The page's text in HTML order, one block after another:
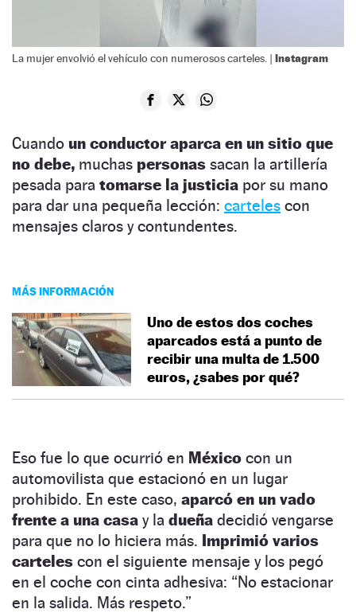
La mujer envolvió el vehículo con numerosos carteles. | Instagram
Cuando un conductor aparca en un sitio que
no debe, muchas personas sacan la artillería
pesada para tomarse la justicia por su mano
para dar una pequeña lección: carteles con
mensajes claros y contundentes.
MÁS INFORMACIÓN
Uno de estos dos coches
aparcados está a punto de
recibir una multa de 1.500
euros, ¿sabes por qué?
Eso fue lo que ocurrió en México con un
automovilista que estacionó en un lugar
prohibido. En este caso, aparcó en un vado
frente a una casa y la dueña decidió vengarse
para que no lo hiciera más. Imprimió varios
carteles con el siguiente mensaje y los pegó
en el coche con cinta adhesiva: “No estacionar
en la salida. Más respeto.”